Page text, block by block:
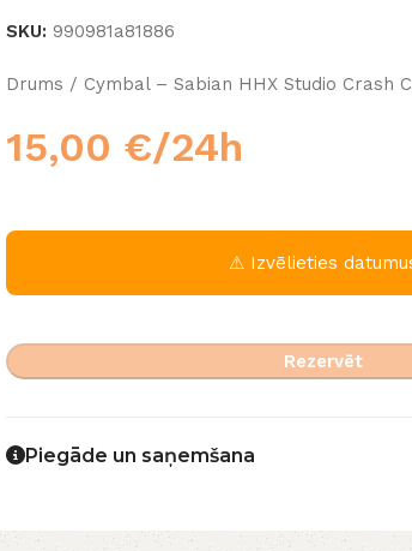
SKU: 990981a81886
Drums / Cymbal – Sabian HHX Studio Crash
15,00 €/24h
⚠ Izvēlieties
Rezervēt
Piegāde un saņemšana